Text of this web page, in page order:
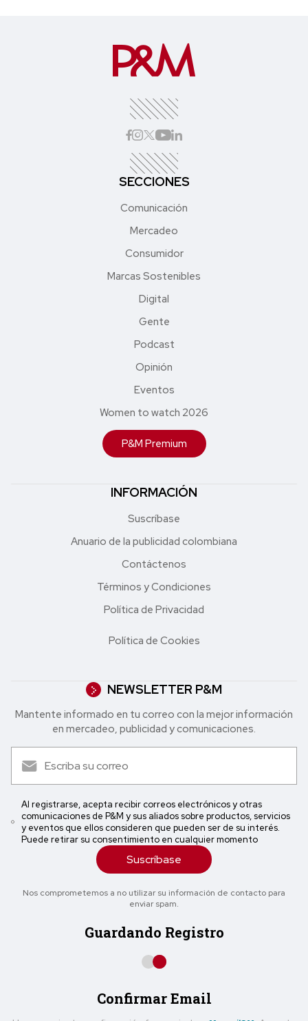
SECCIONES
Comunicación
Mercadeo
Consumidor
Marcas Sostenibles
Digital
Gente
Podcast
Opinión
Eventos
Women to watch 2026
P&M Premium
INFORMACIÓN
Suscríbase
Anuario de la publicidad colombiana
Contáctenos
Términos y Condiciones
Política de Privacidad
Política de Cookies
NEWSLETTER P&M
Mantente informado en tu correo con la mejor in formación
en mercadeo, publicidad y comunicaciones.
Al registrarse, acepta recibir correos electrónicos y otras
comunicaciones de P&M y sus aliados sobre productos, servicios
y eventos que ellos consideren que pueden ser de su interés.
Puede retirar su consentimiento en cualquier momento
Suscríbase
Nos comprometemos a no utilizar su información de contacto para
enviar spam.
Guardando Registro
Confirmar Email